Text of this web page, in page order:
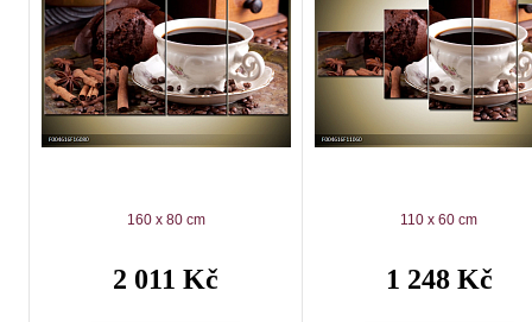
160 x 80 cm
2 011 Kč
110 x 60 cm
1 248 Kč